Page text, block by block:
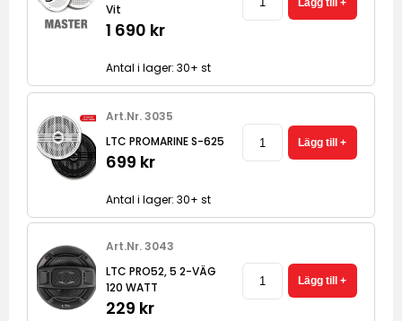
Vit
1 690 kr
Antal i lager: 30+ st
Art.Nr. 3035
LTC PROMARINE S-625
699 kr
Antal i lager: 30+ st
Art.Nr. 3043
LTC PRO52, 5 2-VÄG
120 WATT
229 kr